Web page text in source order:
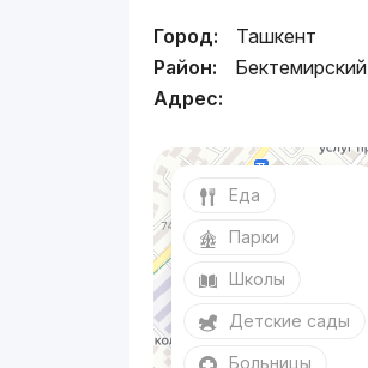
Город:
Ташкент
Район:
Бектемирский
Адрес:
Еда
Парки
Школы
Детские сады
Больницы